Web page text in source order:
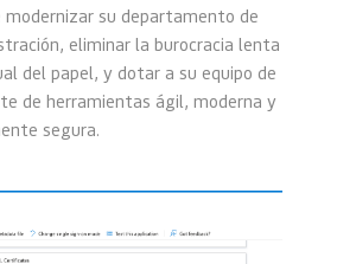
modernizar su departamento de
eliminar la burocracia lenta
del papel, y dotar a su equipo de
de herramientas ágil, moderna y
segura.